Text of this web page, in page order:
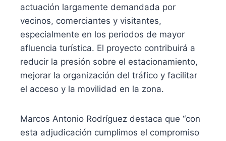
actuación largamente demandada por
vecinos, comerciantes y visitantes,
especialmente en los periodos de mayor
afluencia turística. El proyecto contribuirá a
reducir la presión sobre el estacionamiento,
mejorar la organización del tráfico y facilitar
el acceso y la movilidad en la zona.
Marcos Antonio Rodríguez destaca que “con
esta adjudicación cumplimos el compromiso